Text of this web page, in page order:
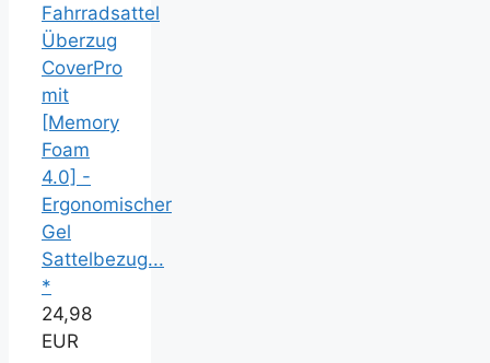
Fahrradsattel
Überzug
CoverPro
mit
[Memory
Foam
4.0] -
Ergonomischer
Gel
Sattelbezug...
*
24,98
EUR